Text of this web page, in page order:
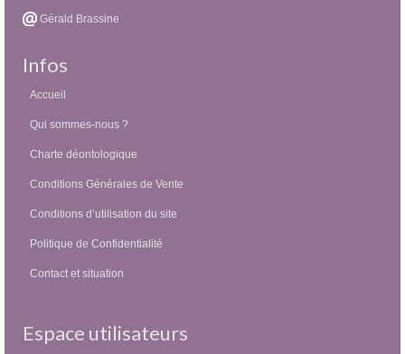
Gérald Brassine
Infos
Accueil
Qui sommes-nous ?
Charte déontologique
Conditions Générales de Vente
Conditions d’utilisation du site
Politique de Confidentialité
Contact et situation
Espace utilisateurs